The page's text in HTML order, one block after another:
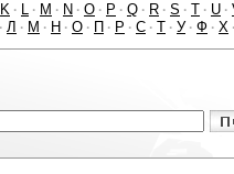
K · L · M · N · O · P · Q · R · S · T · U ·
· Л · М · Н · О · П · Р · С · Т · У · Ф · Х